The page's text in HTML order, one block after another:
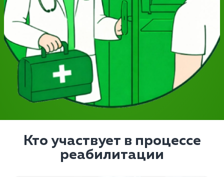
Кто участвует в процессе
реабилитации